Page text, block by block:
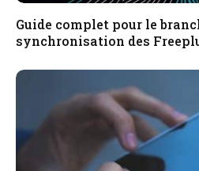
Guide complet pour le
synchronisation des